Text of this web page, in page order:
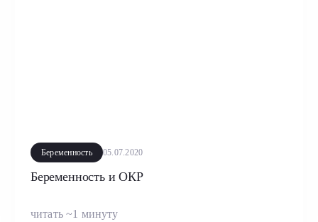
Беременность 05.07.2020
Беременность и ОКР
читать ~1 минуту